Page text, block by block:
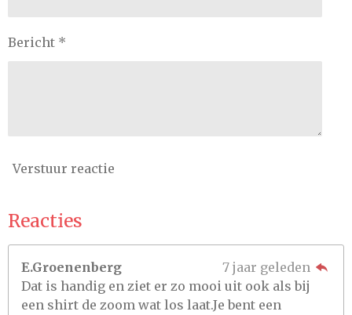
Bericht *
Verstuur reactie
Reacties
E.Groenenberg
7 jaar geleden
Dat is handig en ziet er zo mooi uit ook als bij
een shirt de zoom wat los laat.Je bent een